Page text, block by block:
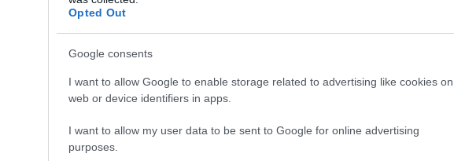
Opted Out
Google consents
I want to allow Google to enable storage related to advertising like cookies on
web or device identifiers in apps.
I want to allow my user data to be sent to Google for online advertising
purposes.
a kórházból, vagy
a rendőrségről
kellett engem
Verstappen szupersztár